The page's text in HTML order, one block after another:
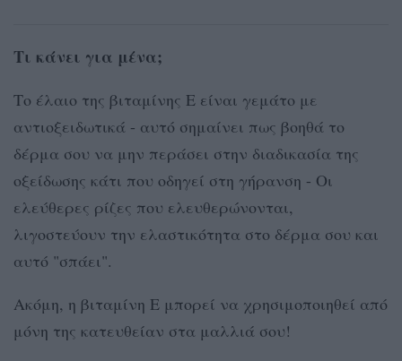
Τι κάνει για μένα;
Το έλαιο της βιταμίνης Ε είναι γεμάτο με
αντιοξειδωτικά - αυτό σημαίνει πως βοηθά το
δέρμα σου να μην περάσει στην διαδικασία της
οξείδωσης κάτι που οδηγεί στη γήρανση - Οι
ελεύθερες ρίζες που ελευθερώνονται,
λιγοστεύουν την ελαστικότητα στο δέρμα σου και
αυτό "σπάει".
Ακόμη, η βιταμίνη Ε μπορεί να χρησιμοποιηθεί από
μόνη της κατευθείαν στα μαλλιά σου!